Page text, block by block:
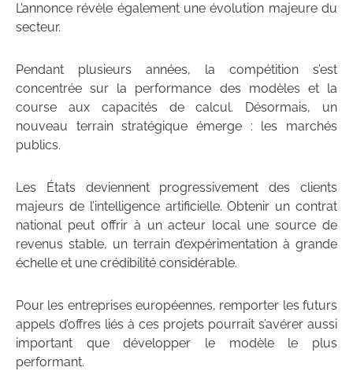
L’annonce révèle également une évolution majeure du
secteur.
Pendant plusieurs années, la compétition s’est
concentrée sur la performance des modèles et la
course aux capacités de calcul. Désormais, un
nouveau terrain stratégique émerge : les marchés
publics.
Les États deviennent progressivement des clients
majeurs de l’intelligence artificielle. Obtenir un contrat
national peut offrir à un acteur local une source de
revenus stable, un terrain d’expérimentation à grande
échelle et une crédibilité considérable.
Pour les entreprises européennes, remporter les futurs
appels d’offres liés à ces projets pourrait s’avérer aussi
important que développer le modèle le plus
performant.